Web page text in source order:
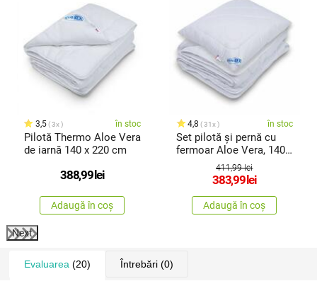
3,5 3x în stoc
Pilotă Thermo Aloe Vera
de iarnă 140 x 220 cm
388,99lei
Adaugă în coș
4,8 31x în stoc
Set pilotă și pernă cu
fermoar Aloe Vera, 140 x
200 cm, 70 x 90 cm
411,99 lei
383,99lei
Adaugă în coș
Next
Evaluarea (20) Întrebări(0)